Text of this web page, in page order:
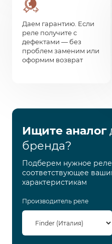
Даем гарантию. Если
реле получите с
дефектами — без
проблем заменим или
оформим возврат
Ищите аналог
бренда?
Подберем нужное реле
соответствующее
характеристикам
Производитель реле